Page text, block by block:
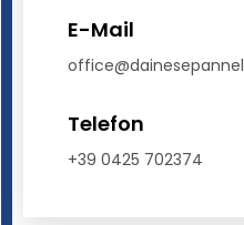
E-Mail
Telefon
+39 0425 702374